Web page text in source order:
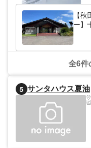
【
ー】
全6件
5 サンタハウス夏油